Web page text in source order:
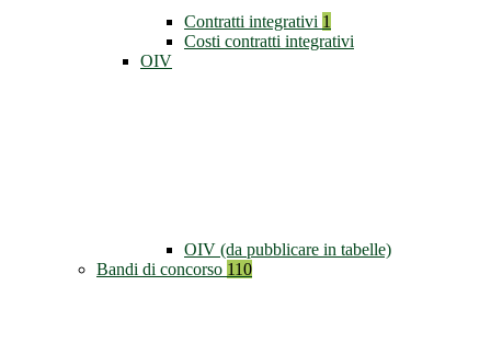
Contratti integrativi 1
Costi contratti integrativi
OIV
OIV (da pubblicare in tabelle)
Bandi di concorso 110